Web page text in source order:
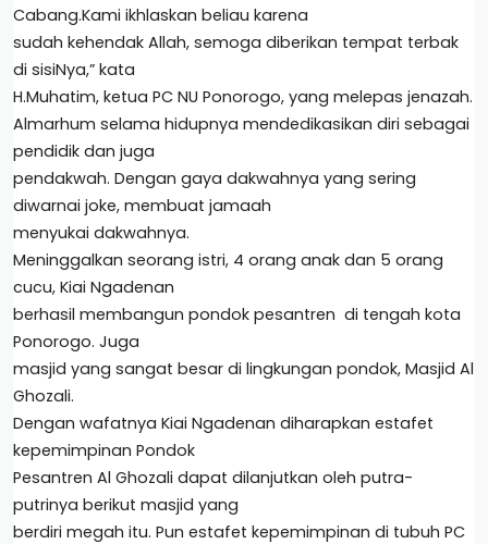
Cabang.Kami ikhlaskan beliau karena
sudah kehendak Allah, semoga diberikan tempat terbak
di sisiNya,” kata
H.Muhatim, ketua PC NU Ponorogo, yang melepas jenazah.
Almarhum selama hidupnya mendedikasikan diri sebagai
pendidik dan juga
pendakwah. Dengan gaya dakwahnya yang sering
diwarnai joke, membuat jamaah
menyukai dakwahnya.
Meninggalkan seorang istri, 4 orang anak dan 5 orang
cucu, Kiai Ngadenan
berhasil membangun pondok pesantren di tengah kota
Ponorogo. Juga
masjid yang sangat besar di lingkungan pondok, Masjid Al
Ghozali.
Dengan wafatnya Kiai Ngadenan diharapkan estafet
kepemimpinan Pondok
Pesantren Al Ghozali dapat dilanjutkan oleh putra-
putrinya berikut masjid yang
berdiri megah itu. Pun estafet kepemimpinan di tubuh PC